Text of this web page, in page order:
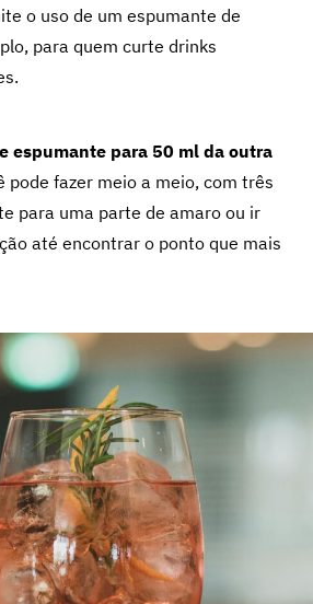
o uso de um espumante de
para quem curte drinks
espumante para 50 ml da outra
pode fazer meio a meio, com três
para uma parte de amaro ou ir
até encontrar o ponto que mais